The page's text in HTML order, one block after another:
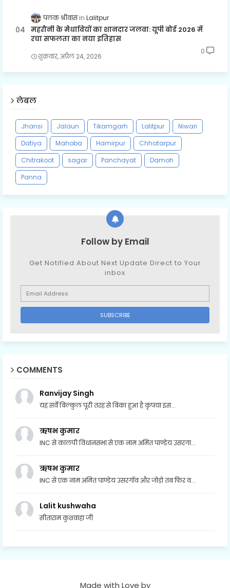
पलक श्रीवास Lalitpur
महरौनी के मेधावियों का शानदार जलवा: यूपी बोर्ड 2026 में
रचा सफलता का नया इतिहास
शुक्रवार, अप्रैल 24, 2026
0
लेबल
Jhansi Jalaun Tikamgarh Lalitpur
Niwari
Datiya
Mahoba Hamirpur
Chhatarpur
Chitrakoot
sagar Panchayat
Damoh
Panna
Follow by Email
Get Notified About Next Update Direct to Your
inbox
COMMENTS
Ranvijay Singh
यह सर्वे बिल्कुल पूरी तरह से बिका हुआ है कृपया इस...
ऋषभ कुमार
INC से कालपी विधानसभा से एक नाम अमित पाण्डेय उसरगा...
ऋषभ कुमार
INC से एक नाम अमित पाण्डेय उसरगॉव और जोड़ो तब फिर व...
Lalit kushwaha
सीताराम कुशवाहा जी
Made with Love by